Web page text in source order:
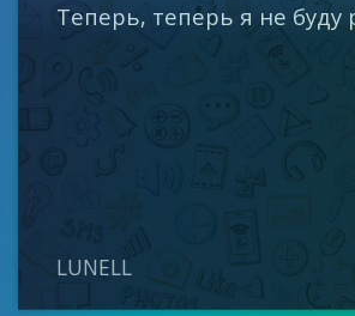
Теперь, теперь я не буду
LUNELL